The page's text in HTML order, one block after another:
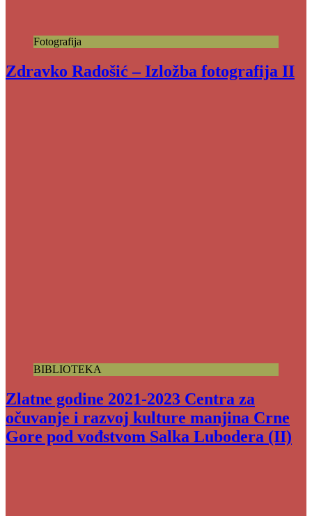
Fotografija
Zdravko Radošić – Izložba fotografija II
BIBLIOTEKA
Zlatne godine 2021-2023 Centra za
očuvanje i razvoj kulture manjina Crne
Gore pod vođstvom Salka Lubodera (II)